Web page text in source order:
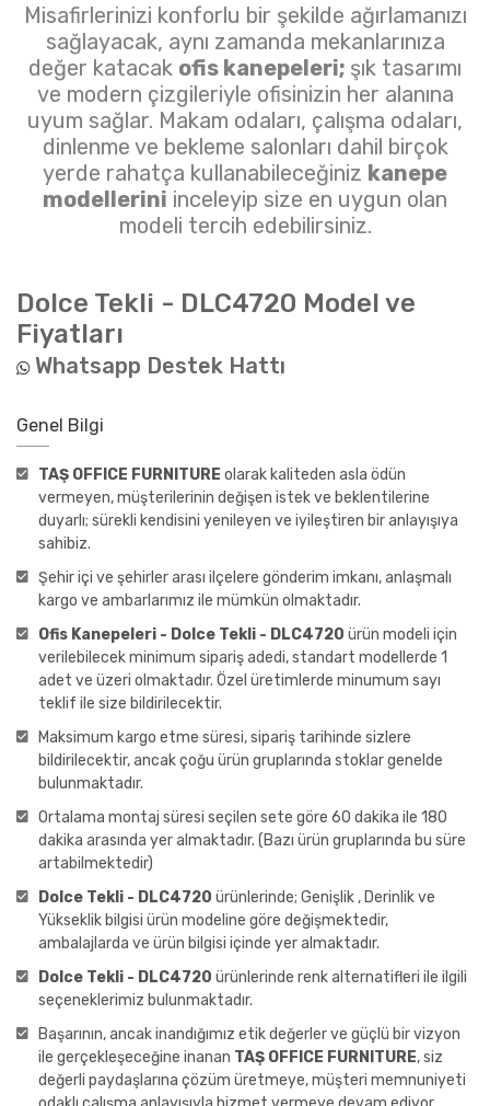
Misafirlerinizi konforlu bir şekilde ağırlamanızı
sağlayacak, aynı zamanda mekanlarınıza
değer katacak ofis kanepeleri; şık tasarımı
ve modern çizgileriyle ofisinizin her alanına
uyum sağlar. Makam odaları, çalışma odaları,
dinlenme ve bekleme salonları dahil birçok
yerde rahatça kullanabileceğiniz kanepe
modellerini inceleyip size en uygun olan
modeli tercih edebilirsiniz.
Dolce Tekli - DLC4720 Model ve
Fiyatları
Whatsapp Destek Hattı
Genel Bilgi
TAŞ OFFICE FURNITURE olarak kaliteden asla ödün
vermeyen, müşterilerinin değişen istek ve beklentilerine
duyarlı; sürekli kendisini yenileyen ve iyileştiren bir anlayışıya
sahibiz.
Şehir içi ve şehirler arası ilçelere gönderim imkanı, anlaşmalı
kargo ve ambarlarımız ile mümkün olmaktadır.
Ofis Kanepeleri - Dolce Tekli - DLC4720 ürün modeli için
verilebilecek minimum sipariş adedi, standart modellerde 1
adet ve üzeri olmaktadır. Özel üretimlerde minumum sayı
teklif ile size bildirilecektir.
Maksimum kargo etme süresi, sipariş tarihinde sizlere
bildirilecektir, ancak çoğu ürün gruplarında stoklar genelde
bulunmaktadır.
Ortalama montaj süresi seçilen sete göre 60 dakika ile 180
dakika arasında yer almaktadır. (Bazı ürün gruplarında bu süre
artabilmektedir)
Dolce Tekli - DLC4720 ürünlerinde; Genişlik , Derinlik ve
Yükseklik bilgisi ürün modeline göre değişmektedir,
ambalajlarda ve ürün bilgisi içinde yer almaktadır.
Dolce Tekli - DLC4720 ürünlerinde renk alternatifleri ile ilgili
seçeneklerimiz bulunmaktadır.
Başarının, ancak inandığımız etik değerler ve güçlü bir vizyon
ile gerçekleşeceğine inanan TAŞ OFFICE FURNITURE, siz
değerli paydaşlarına çözüm üretmeye, müşteri memnuniyeti